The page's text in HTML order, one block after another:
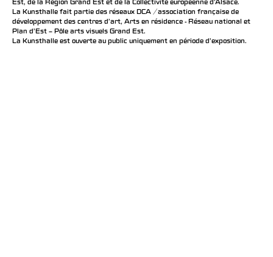
Est, de la Région Grand Est et de la Collectivité européenne d’Alsace.
La Kunsthalle fait partie des réseaux DCA / association française de
développement des centres d'art, Arts en résidence - Réseau national et
Plan d’Est – Pôle arts visuels Grand Est.
La Kunsthalle est ouverte au public uniquement en période d'exposition.